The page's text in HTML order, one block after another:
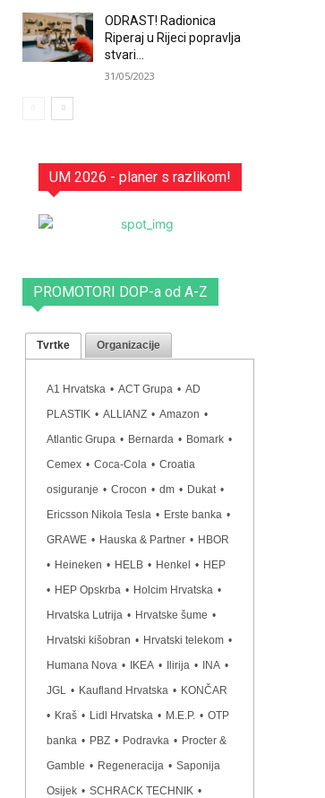
ODRAST! Radionica
Riperaj u Rijeci popravlja
stvari...
31/05/2023
UM 2026 - planer s razlikom!
PROMOTORI DOP-a od A-Z
Tvrtke Organizacije
A1 Hrvatska • ACT Grupa • AD
PLASTIK • ALLIANZ • Amazon •
Atlantic Grupa • Bernarda • Bomark •
Cemex • Coca-Cola • Croatia
osiguranje • Crocon • dm • Dukat •
Ericsson Nikola Tesla • Erste banka •
GRAWE • Hauska & Partner • HBOR
• Heineken • HELB • Henkel • HEP
• HEP Opskrba • Holcim Hrvatska •
Hrvatska Lutrija • Hrvatske šume •
Hrvatski kišobran • Hrvatski telekom •
Humana Nova • IKEA • Ilirija • INA •
JGL • Kaufland Hrvatska • KONČAR
• Kraš • Lidl Hrvatska • M.E.P. • OTP
banka • PBZ • Podravka • Procter &
Gamble • Regeneracija • Saponija
Osijek • SCHRACK TECHNIK •